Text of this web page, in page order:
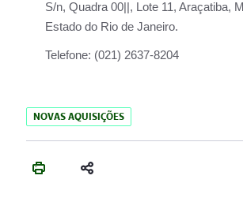
S/n, Quadra 00||, Lote 11, Araçatiba,
Estado do Rio de Janeiro.
Telefone: (021) 2637-8204
NOVAS AQUISIÇÕES